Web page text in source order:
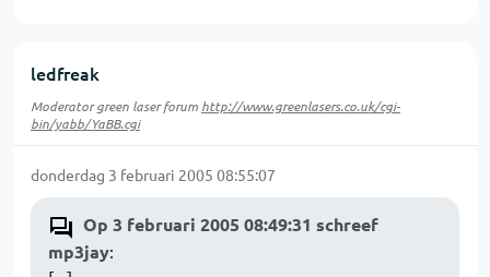
ledfreak
Moderator green laser forum http://www.greenlasers.co.uk/cgi-
bin/yabb/YaBB.cgi
donderdag 3 februari 2005 08:55:07
Op 3 februari 2005 08:49:31 schreef
mp3jay: